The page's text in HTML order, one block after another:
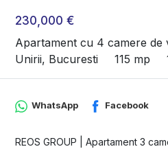
230,000 €
Apartament cu 4 camere de
Unirii, Bucuresti
115 mp
WhatsApp Facebook
REOS GROUP | Apartament 3